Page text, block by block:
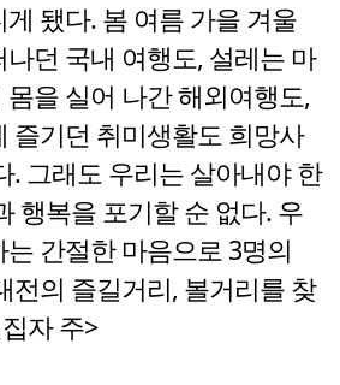
됐다. 봄 여름 가을 겨울
던 국내 여행도, 설레는 마
을 실어 나간 해외여행도,
즐기던 취미생활도 희망사
. 그래도 우리는 살아내야 한
행복을 포기할 순 없다. 우
간절한 마음으로 3명의
전의 즐길거리, 볼거리를 찾
자 주>